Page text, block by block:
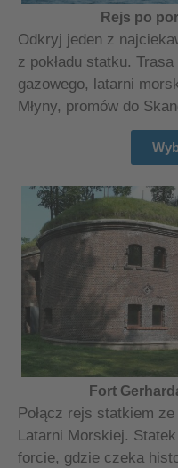
Rejs po
Odkryj jeden z
z pokładu statku.
gazowego, latarni
Młyny, promów do
Fort
Połącz rejs statkiem
Latarni Morskiej.
forcie, gdzie czeka